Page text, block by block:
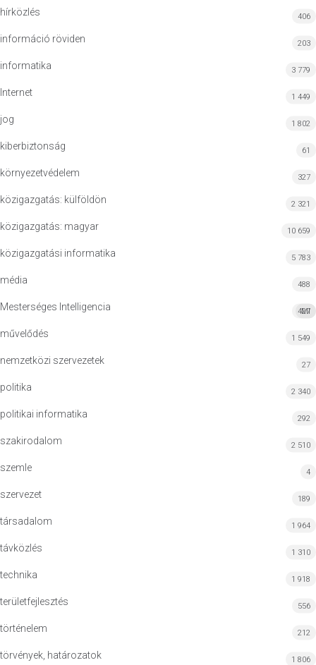
hírközlés 406
információ röviden 203
informatika 3 779
Internet 1 449
jog 1 802
kiberbiztonság 61
környezetvédelem 327
közigazgatás: külföldön 2 321
közigazgatás: magyar 10 659
közigazgatási informatika 5 783
média 488
Mesterséges Intelligencia MI
427
művelődés 1 549
nemzetközi szervezetek 27
politika 2 340
politikai informatika 292
szakirodalom 2 510
szemle 4
szervezet 189
társadalom 1 964
távközlés 1 310
technika 1 918
területfejlesztés 556
történelem 212
törvények, határozatok 1 806